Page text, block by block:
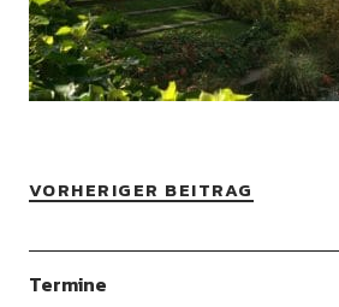
VORHERIGER BEITRAG
Termine